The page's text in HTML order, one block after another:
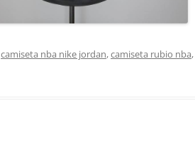
camiseta nba nike jordan,camiseta rubio nba,